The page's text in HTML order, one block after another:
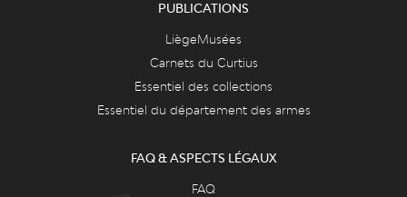
PUBLICATIONS
LiègeMusées
Carnets du Curtius
Essentiel des collections
Essentiel du département des armes
FAQ & ASPECTS LÉGAUX
FAQ